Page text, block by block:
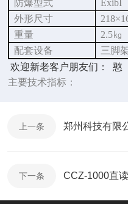
防爆型式
ExibI
外形尺寸
重量
2.5㎏
配套设备
三脚
欢迎新老客户朋友们： 憨
主要技术指标：
上一条
下一条 CCZ-1000直